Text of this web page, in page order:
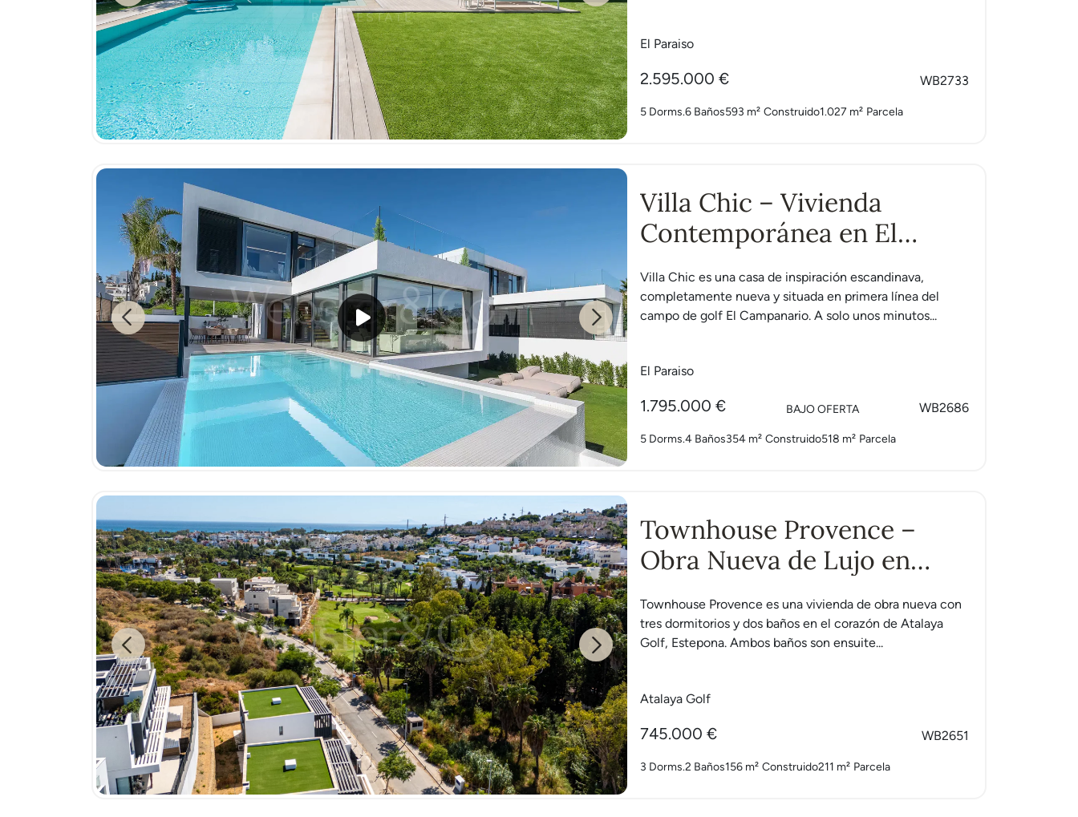
El Paraiso
2.595.000 € WB2733
5 Dorms.6 Baños593 m² Construido1.027 m² Parcela
Previous Next
Villa Chic – Vivienda
Contemporánea en El
Paraiso
Villa Chic es una casa de inspiración escandinava,
completamente nueva y situada en primera línea del
campo de golf El Campanario. A solo unos minutos...
El Paraiso
1.795.000 € BAJO OFERTA WB2686
5 Dorms.4 Baños354 m² Construido518 m² Parcela
Previous Next
Townhouse Provence –
Obra Nueva de Lujo en
Atalaya
Townhouse Provence es una vivienda de obra nueva con
tres dormitorios y dos baños en el corazón de Atalaya
Golf, Estepona. Ambos baños son ensuite...
Atalaya Golf
745.000 € WB2651
3 Dorms.2 Baños156 m² Construido211 m² Parcela